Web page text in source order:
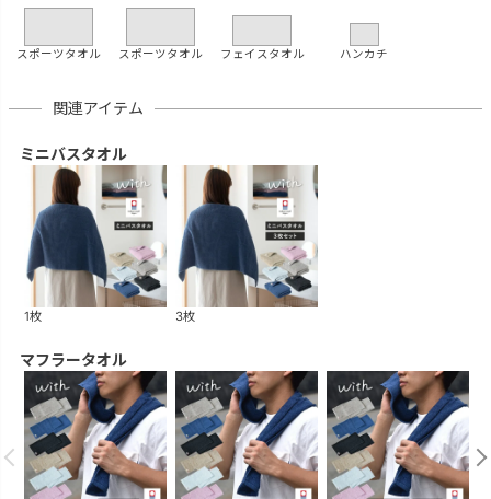
スポーツタオル スポーツタオル フェイスタオル ハンカチ
関連アイテム
ミニバスタオル
1枚 3枚
マフラータオル